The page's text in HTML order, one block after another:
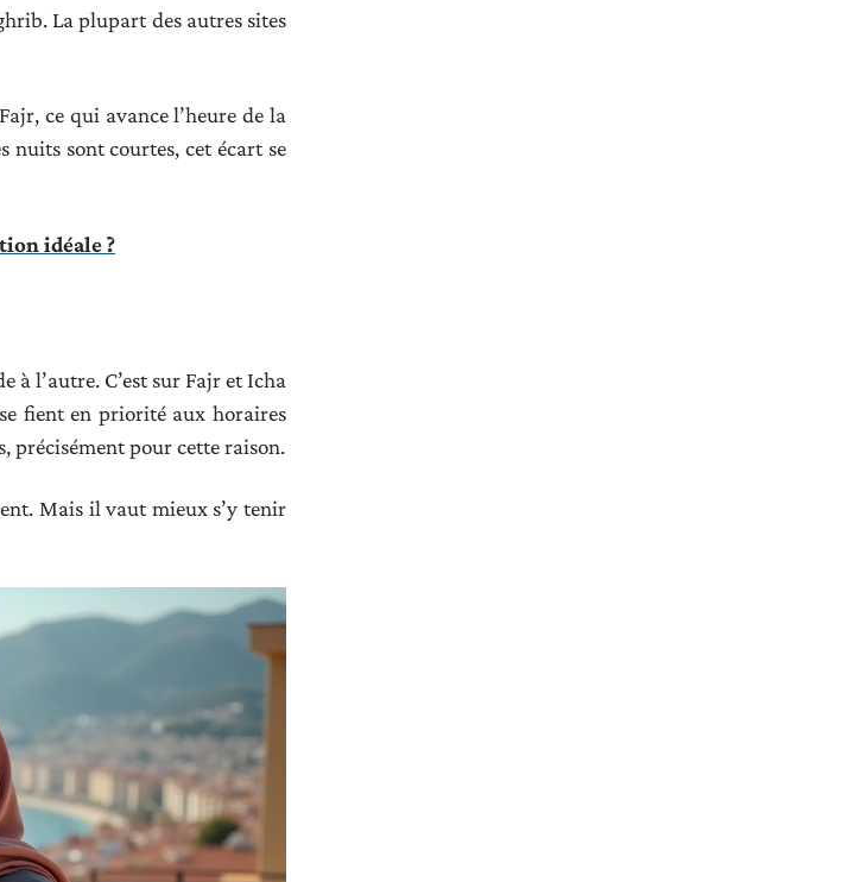
La plupart des autres sites
ce qui avance l’heure de la
nuits sont courtes, cet écart se
idéale ?
à l’autre. C’est sur Fajr et Icha
fient en priorité aux horaires
précisément pour cette raison.
Mais il vaut mieux s’y tenir